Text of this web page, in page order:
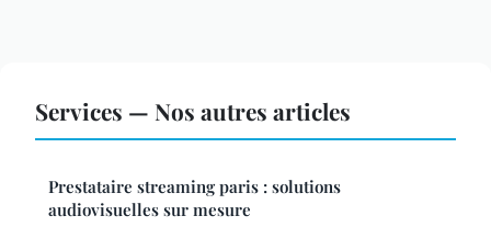
Services — Nos autres articles
Prestataire streaming paris : solutions
audiovisuelles sur mesure